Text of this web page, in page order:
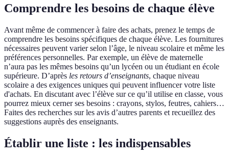
Comprendre les besoins de chaque élève
Avant même de commencer à faire des achats, prenez le temps de
comprendre les besoins spécifiques de chaque élève. Les fournitures
nécessaires peuvent varier selon l’âge, le niveau scolaire et même les
préférences personnelles. Par exemple, un élève de maternelle
n’aura pas les mêmes besoins qu’un lycéen ou un étudiant en école
supérieure. D’après les retours d’enseignants, chaque niveau
scolaire a des exigences uniques qui peuvent influencer votre liste
d'achats. En discutant avec l’élève sur ce qu’il utilise en classe, vous
pourrez mieux cerner ses besoins : crayons, stylos, feutres, cahiers…
Faites des recherches sur les avis d’autres parents et recueillez des
suggestions auprès des enseignants.
Établir une liste : les indispensables